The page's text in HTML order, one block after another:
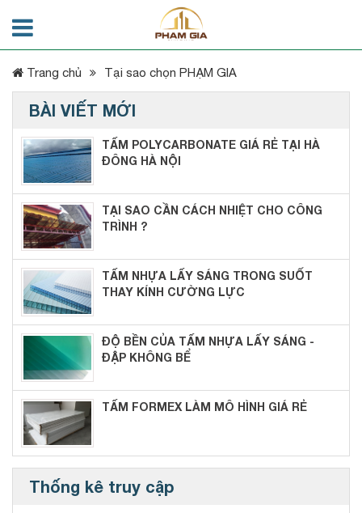
Trang chủ Tại sao chọn PHẠM GIA
BÀI VIẾT MỚI
TẤM POLYCARBONATE GIÁ RẺ TẠI HÀ
ĐÔNG HÀ NỘI
TẠI SAO CẦN CÁCH NHIỆT CHO CÔNG
TRÌNH ?
TẤM NHỰA LẤY SÁNG TRONG SUỐT
THAY KÍNH CƯỜNG LỰC
ĐỘ BỀN CỦA TẤM NHỰA LẤY SÁNG -
ĐẬP KHÔNG BỂ
TẤM FORMEX LÀM MÔ HÌNH GIÁ RẺ
Thống kê truy cập